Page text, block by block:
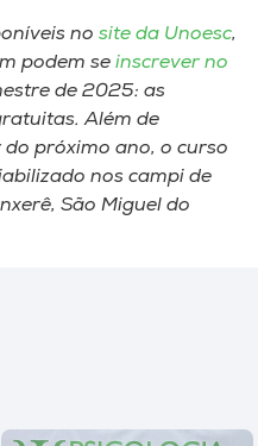
no site da Unoesc,
podem se inscrever no
de 2025: as
Além de
próximo ano, o curso
nos campi de
São Miguel do